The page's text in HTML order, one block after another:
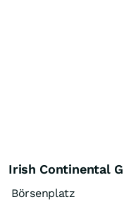
Irish Continental
Börsenplatz